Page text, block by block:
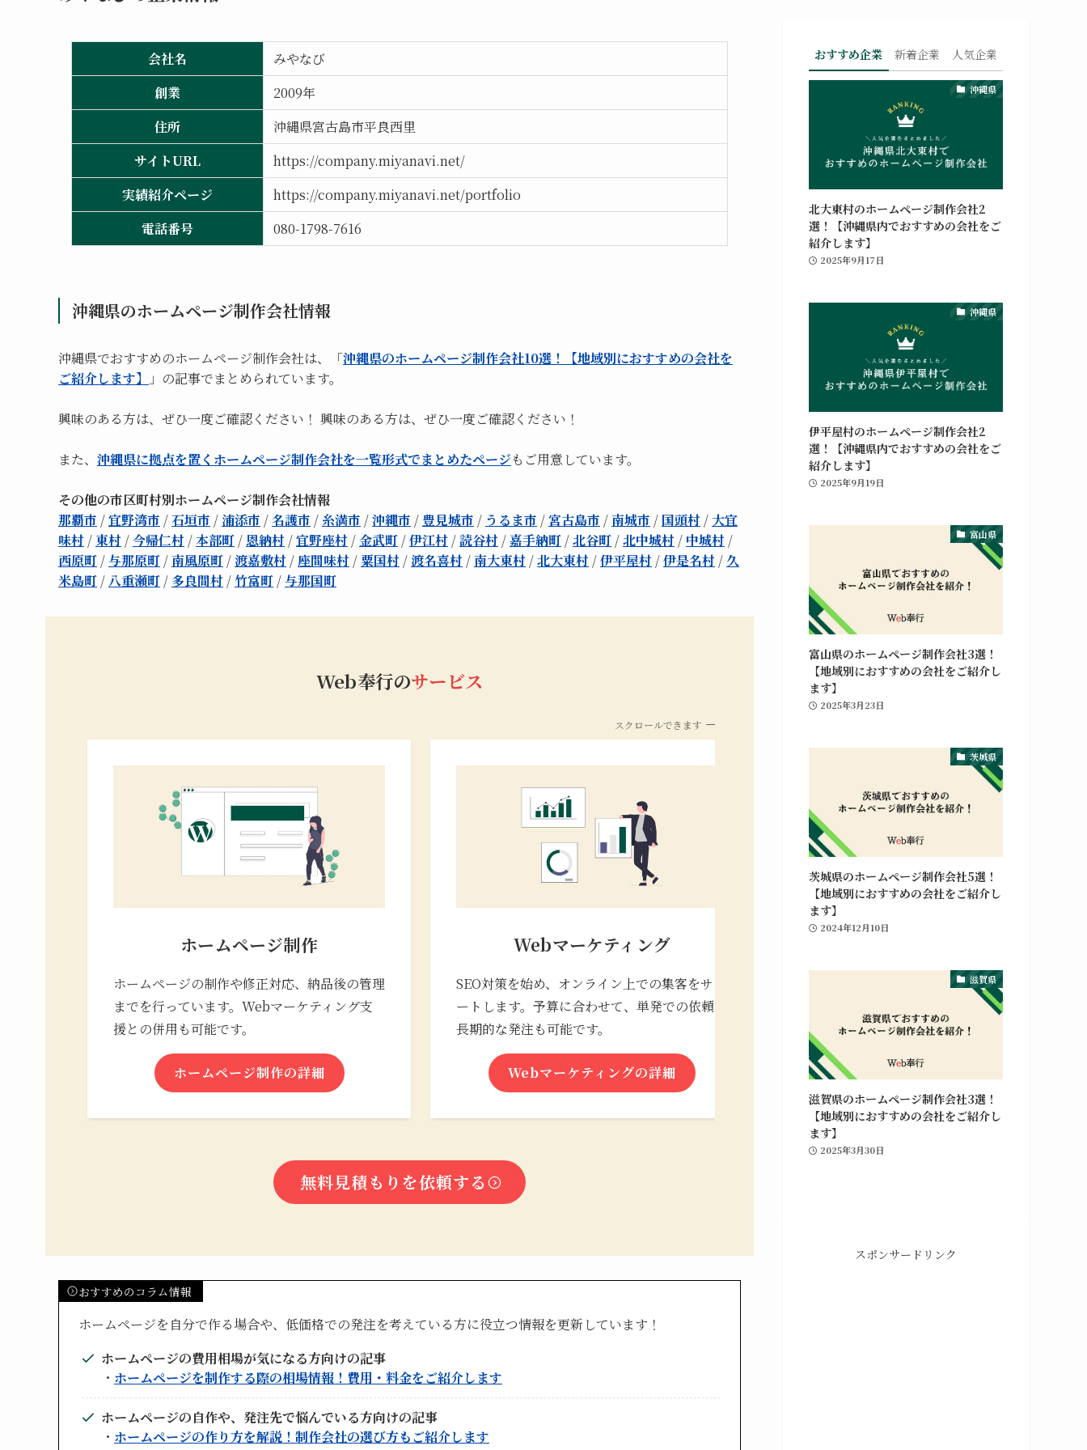
会社名
みやなび
創業
2009年
住所
沖縄県宮古島市平良西里
サイトURL
https://company.miyanavi.net/
実績紹介ページ
https://company.miyanavi.net/portfolio
電話番号
080-1798-7616
沖縄県のホームページ制作会社情報
沖縄県でおすすめのホームページ制作会社は、「沖縄県のホームページ制作会社10選！【地域別におすすめの会社を
ご紹介します】
」の記事でまとめられています。
興味のある方は、ぜひ一度ご確認ください！ 興味のある方は、ぜひ一度ご確認ください！
また、 沖縄県に拠点を置くホームページ制作会社を一覧形式でまとめたページもご用意しています。
その他の市区町村別ホームページ制作会社情報
那覇市 /宜野湾市 /石垣市 / 浦添市 /名護市 / 糸満市 /沖縄市 /豊見城市 / うるま市 /宮古島市 /南城市 / 国頭村 / 大宜
味村 / 東村 /今帰仁村 /本部町 /恩納村 /宜野座村 /金武町 /伊江村 /読谷村 /嘉手納町 /北谷町 /北中城村 / 中城村 /
西原町 /与那原町 /南風原町 / 渡嘉敷村 / 座間味村 /粟国村 / 渡名喜村 /南大東村 /北大東村 /伊平屋村 /伊是名村 /久
米島町 / 八重瀬町 / 多良間村 /竹富町 /与那国町
Web奉行のサービス
スクロールできます
ホームページ制作
ホームページの制作や修正対応、納品後の管理
までを行っています。Webマーケティング支
援との併用も可能です。
ホームページ制作の詳細
Webマーケティング
SEO対策を始め、オンライン上での集客をサポ
ートします。予算に合わせて、単発での依頼や
長期的な発注も可能です。
Webマーケティングの詳細
ホームページの制作や修正対応、納品後の管理
までを行っています。Webマーケティング支
援との併用も可能です。
グラフィックデザインの詳細
無料見積もりを依頼する
おすすめのコラム情報
ホームページを自分で作る場合や、低価格での発注を考えている方に役立つ情報を更新しています！
ホームページの費用相場が気になる方向けの記事
・ ホームページを制作する際の相場情報！費用・料金をご紹介します
ホームページの自作や、発注先で悩んでいる方向けの記事
・ ホームページの作り方を解説！制作会社の選び方もご紹介します
おすすめ企業 新着企業 人気企業
沖縄県
北大東村のホームページ制作会社2
選！【沖縄県内でおすすめの会社をご
紹介します】
2025年9月17日
沖縄県
伊平屋村のホームページ制作会社2
選！【沖縄県内でおすすめの会社をご
紹介します】
2025年9月19日
富山県
富山県のホームページ制作会社3選！
【地域別におすすめの会社をご紹介し
ます】
2025年3月23日
茨城県
茨城県のホームページ制作会社5選！
【地域別におすすめの会社をご紹介し
ます】
2024年12月10日
滋賀県
滋賀県のホームページ制作会社3選！
【地域別におすすめの会社をご紹介し
ます】
2025年3月30日
スポンサードリンク